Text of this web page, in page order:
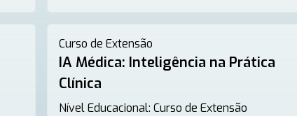
Curso de Extensão
IA Médica: Inteligência na Prática
Clínica
Nível Educacional:Curso de Extensão